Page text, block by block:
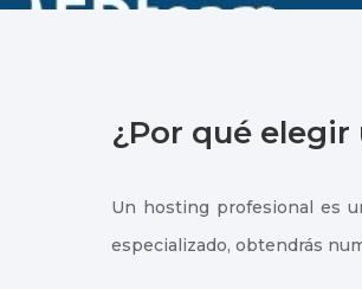
¿Por qué
Un hosting profesional es
especializado, obtendrás